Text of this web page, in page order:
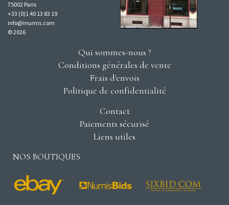
75002 Paris
+33 (0)1 40 13 83 19
info@inumis.com
© 2026
Qui sommes-nous ?
Conditions générales de vente
Frais d'envois
Politique de confidentialité
Contact
Paiements sécurisé
Liens utiles
NOS BOUTIQUES